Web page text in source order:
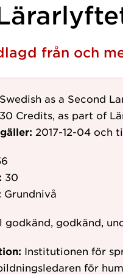
från och
Swedish as a Second
Credits, as part of
2017-12-04 och
30
Grundnivå
godkänd, godkänd,
Institutionen för
för